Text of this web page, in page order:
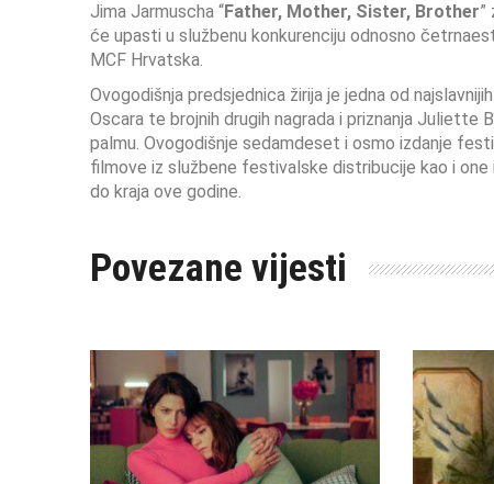
Jima Jarmuscha “Father, Mother, Sister, Brother”
će upasti u službenu konkurenciju odnosno
MCF Hrvatska.
Ovogodišnja predsjednica žirija je jedna od
Oscara te brojnih drugih nagrada i priznanja Juliette
palmu. Ovogodišnje sedamdeset i osmo izdanje
filmove iz službene festivalske distribucije kao i
do kraja ove godine.
Povezane vijesti